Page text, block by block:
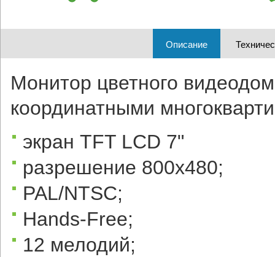
Описание
Монитор цветного
координатными
экран TFT LCD 7"
разрешение 800х480;
PAL/NTSC;
Hands-Free;
12 мелодий;